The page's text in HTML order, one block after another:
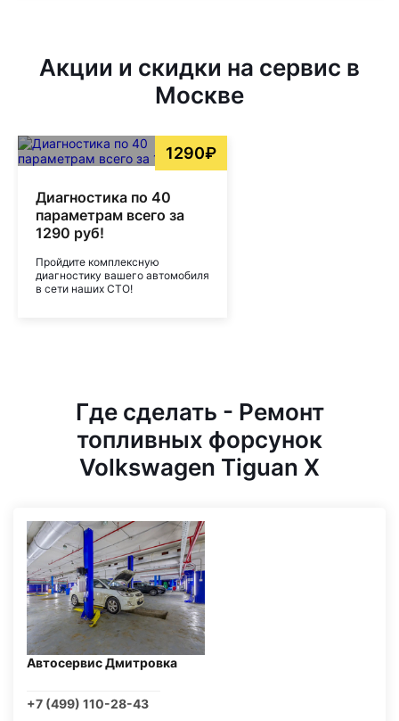
Акции и скидки на сервис в
Москве
1290₽
Диагностика по 40
параметрам всего за
1290 руб!
Пройдите комплексную
диагностику вашего автомобиля
в сети наших СТО!
Где сделать - Ремонт
топливных форсунок
Volkswagen Tiguan X
Автосервис Дмитровка
+7 (499) 110-28-43